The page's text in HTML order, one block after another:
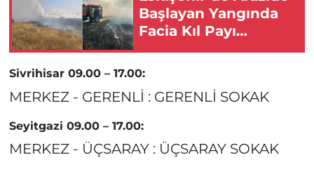
Başlayan Yangında
Facia Kıl Payı
Önlendi!
Sivrihisar 09.00 – 17.00:
MERKEZ - GERENLİ : GERENLİ SOKAK
Seyitgazi 09.00 – 17.00:
MERKEZ - ÜÇSARAY : ÜÇSARAY SOKAK